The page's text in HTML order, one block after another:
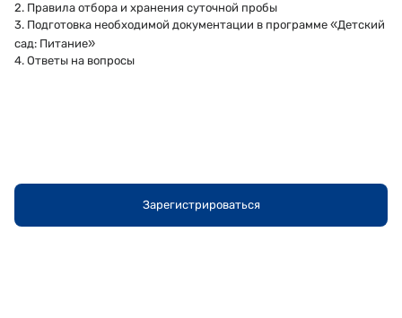
2. Правила отбора и хранения суточной пробы
3. Подготовка необходимой документации в программе «Детский
сад: Питание»
4. Ответы на вопросы
Зарегистрироваться